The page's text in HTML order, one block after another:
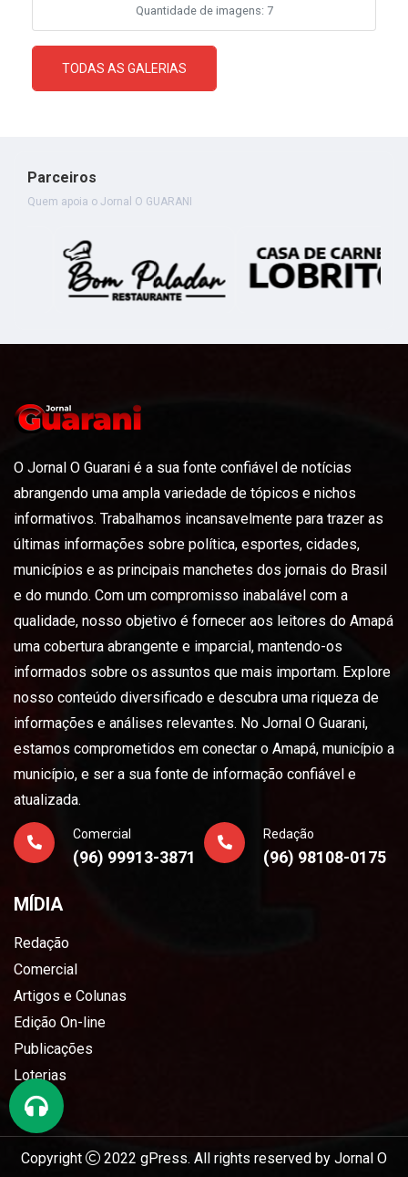
Quantidade de imagens: 7
TODAS AS GALERIAS
Parceiros
Quem apoia o Jornal O GUARANI
O Jornal O Guarani é a sua fonte confiável de notícias
abrangendo uma ampla variedade de tópicos e nichos
informativos. Trabalhamos incansavelmente para trazer as
últimas informações sobre política, esportes, cidades,
municípios e as principais manchetes dos jornais do Brasil
e do mundo. Com um compromisso inabalável com a
qualidade, nosso objetivo é fornecer aos leitores do Amapá
uma cobertura abrangente e imparcial, mantendo-os
informados sobre os assuntos que mais importam. Explore
nosso conteúdo diversificado e descubra uma riqueza de
informações e análises relevantes. No Jornal O Guarani,
estamos comprometidos em conectar o Amapá, município a
município, e ser a sua fonte de informação confiável e
atualizada.
Comercial
(96) 99913-3871
Redação
(96) 98108-0175
MÍDIA
Redação
Comercial
Artigos e Colunas
Edição On-line
Publicações
Loterias
Copyright 2022 gPress. All rights reserved by Jornal O